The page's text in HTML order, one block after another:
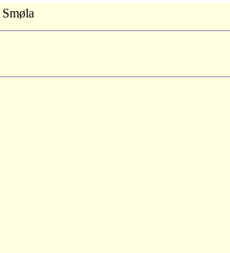
Smøla